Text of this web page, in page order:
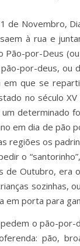
de Novembro,
à rua e
Pão-por-Deus
por-deus, ou
que se
no século
determinado
em dia de pão
regiões os
o
de Outubro, era
sozinhas,
em porta para
pedem o pão-
pão,